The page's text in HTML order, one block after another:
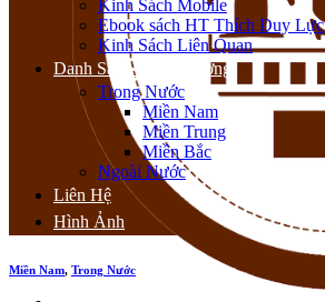
Kinh Sách Mobile
Ebook sách HT Thích Duy Lực
Kinh Sách Liên Quan
Danh Sách Thiền Đường
Trong Nước
Miền Nam
Miền Trung
Miền Bắc
Ngoài Nước
Liên Hệ
Hình Ảnh
Miền Nam, Trong Nước